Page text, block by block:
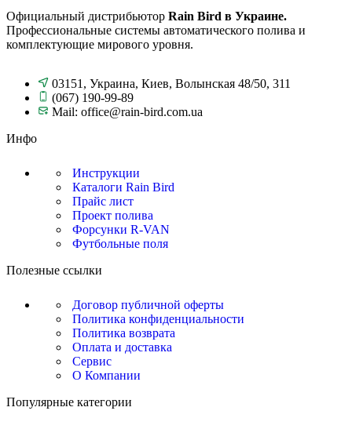
Официальный дистрибьютор Rain Bird в Украине.
Профессиональные системы автоматического полива и
комплектующие мирового уровня.
03151, Украина, Киев, Волынская 48/50, 311
(067) 190-99-89
Mail: office@rain-bird.com.ua
Инфо
Инструкции
Каталоги Rain Bird
Прайс лист
Проект полива
Форсунки R-VAN
Футбольные поля
Полезные ссылки
Договор публичной оферты
Политика конфиденциальности
Политика возврата
Оплата и доставка
Сервис
О Компании
Популярные категории